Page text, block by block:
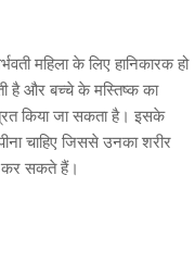
महिला के लिए हानिकारक हो
है और बच्चे के मस्तिष्क का
किया जा सकता है। इसके
चाहिए जिससे उनका शरीर
कर सकते हैं।